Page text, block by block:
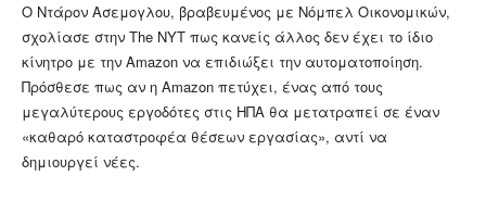
Ο Ντάρον Ασεμογλου, βραβευμένος με Νόμπελ Οικονομικών,
σχολίασε στην The NYT πως κανείς άλλος δεν έχει το ίδιο
κίνητρο με την Amazon να επιδιώξει την αυτοματοποίηση.
Πρόσθεσε πως αν η Amazon πετύχει, ένας από τους
μεγαλύτερους εργοδότες στις ΗΠΑ θα μετατραπεί σε έναν
«καθαρό καταστροφέα θέσεων εργασίας», αντί να
δημιουργεί νέες.